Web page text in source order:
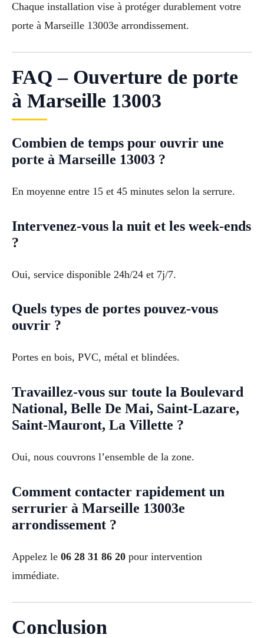
Chaque installation vise à protéger durablement votre
porte à Marseille 13003e arrondissement.
FAQ – Ouverture de porte
à Marseille 13003
Combien de temps pour ouvrir une
porte à Marseille 13003 ?
En moyenne entre 15 et 45 minutes selon la serrure.
Intervenez-vous la nuit et les week-ends
?
Oui, service disponible 24h/24 et 7j/7.
Quels types de portes pouvez-vous
ouvrir ?
Portes en bois, PVC, métal et blindées.
Travaillez-vous sur toute la Boulevard
National, Belle De Mai, Saint-Lazare,
Saint-Mauront, La Villette ?
Oui, nous couvrons l’ensemble de la zone.
Comment contacter rapidement un
serrurier à Marseille 13003e
arrondissement ?
Appelez le 06 28 31 86 20 pour intervention
immédiate.
Conclusion